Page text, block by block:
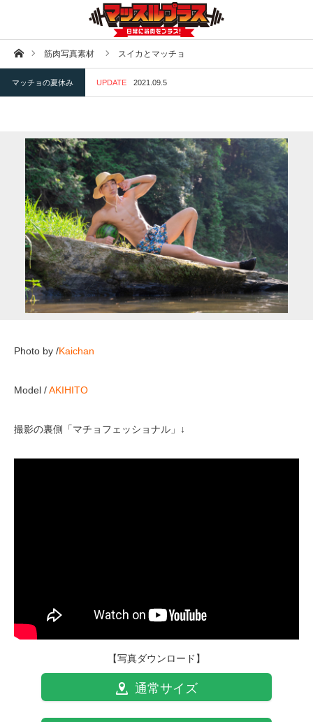
ホーム筋肉写真素材 スイカとマッチョ
マッチョの夏休み UPDATE 2021.09.5
Photo by /Kaichan
Model /AKIHITO
撮影の裏側「マチョフェッショナル」↓
【写真ダウンロード】
通常サイズ